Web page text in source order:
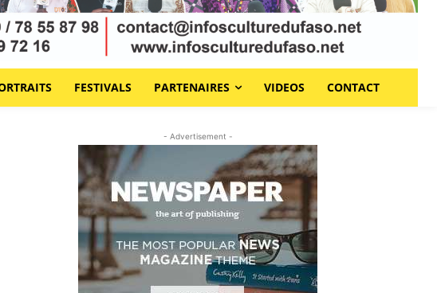
FESTIVALS PARTENAIRES VIDEOS CONTACT
- Advertisement -